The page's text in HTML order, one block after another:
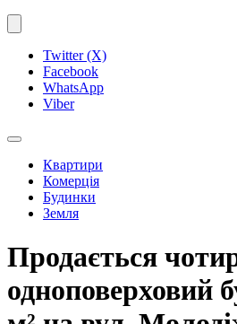
Twitter (X)
Facebook
WhatsApp
Viber
Квартири
Комерція
Будинки
Земля
Продається
одноповерховий